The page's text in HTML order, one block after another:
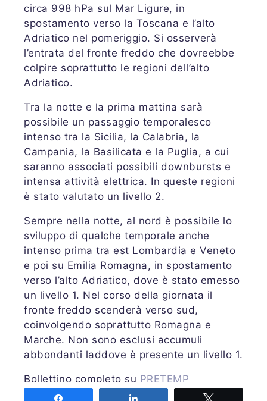
circa 998 hPa sul Mar Ligure, in
spostamento verso la Toscana e l’alto
Adriatico nel pomeriggio. Si osserverà
l’entrata del fronte freddo che dovreebbe
colpire soprattutto le regioni dell’alto
Adriatico.
Tra la notte e la prima mattina sarà
possibile un passaggio temporalesco
intenso tra la Sicilia, la Calabria, la
Campania, la Basilicata e la Puglia, a cui
saranno associati possibili downbursts e
intensa attività elettrica. In queste regioni
è stato valutato un livello 2.
Sempre nella notte, al nord è possibile lo
sviluppo di qualche temporale anche
intenso prima tra est Lombardia e Veneto
e poi su Emilia Romagna, in spostamento
verso l’alto Adriatico, dove è stato emesso
un livello 1. Nel corso della giornata il
fronte freddo scenderà verso sud,
coinvolgendo soprattutto Romagna e
Marche. Non sono esclusi accumuli
abbondanti laddove è presente un livello 1.
Bollettino completo su PRETEMP